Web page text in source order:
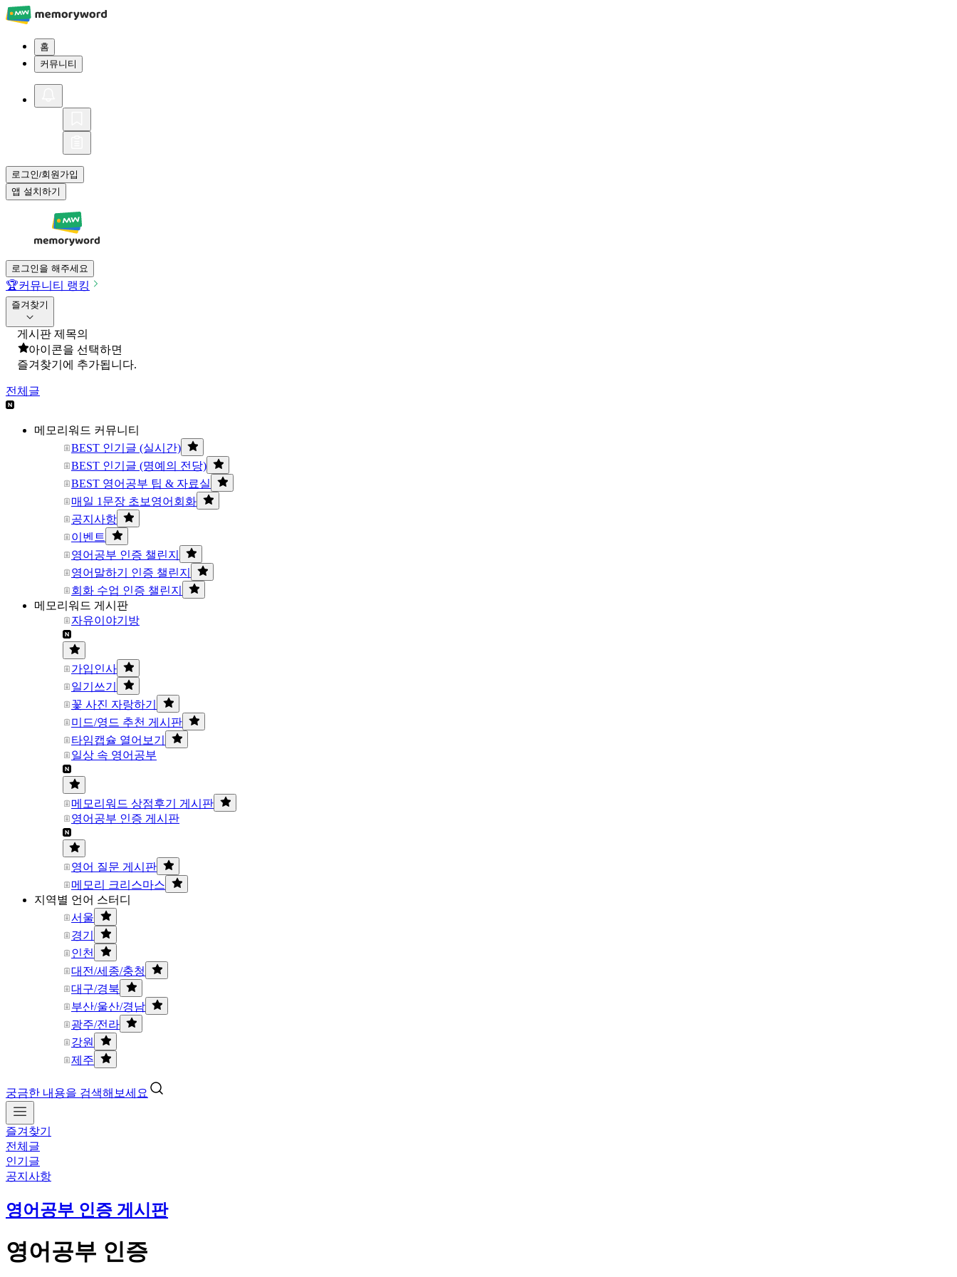
홈
커뮤니티
로그인/회원가입
앱 설치하기
로그인을 해주세요
🏆커뮤니티 랭킹
즐겨찾기
게시판 제목의
아이콘을 선택하면
즐겨찾기에 추가됩니다.
전체글
메모리워드 커뮤니티
BEST 인기글 (실시간)
BEST 인기글 (명예의 전당)
BEST 영어공부 팁 & 자료실
매일 1문장 초보영어회화
공지사항
이벤트
영어공부 인증 챌린지
영어말하기 인증 챌린지
회화 수업 인증 챌린지
메모리워드 게시판
자유이야기방
가입인사
일기쓰기
꽃 사진 자랑하기
미드/영드 추천 게시판
타임캡슐 열어보기
일상 속 영어공부
메모리워드 상점후기 게시판
영어공부 인증 게시판
영어 질문 게시판
메모리 크리스마스
지역별 언어 스터디
서울
경기
인천
대전/세종/충청
대구/경북
부산/울산/경남
광주/전라
강원
제주
궁금한 내용을 검색해보세요
즐겨찾기
전체글
인기글
공지사항
영어공부 인증 게시판
영어공부 인증